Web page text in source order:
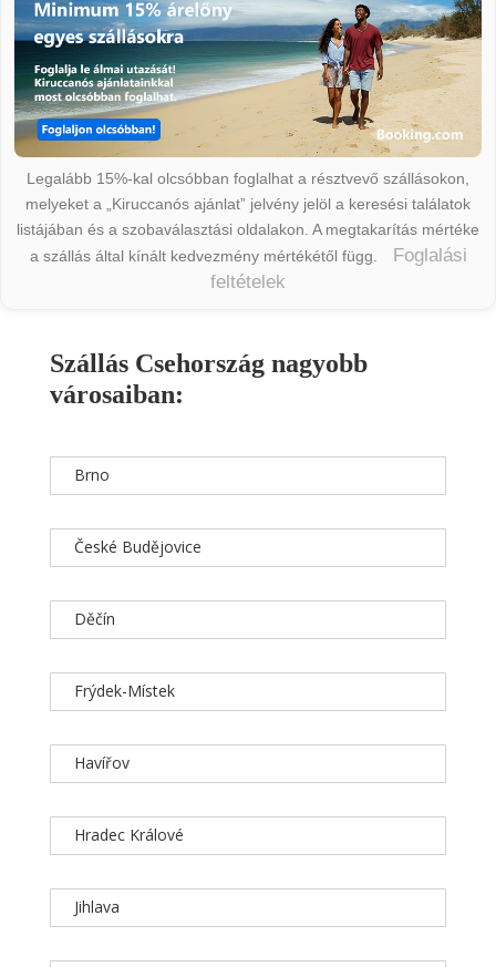
Legalább 15%-kal olcsóbban foglalhat a résztvevő szállásokon,
melyeket a „Kiruccanós ajánlat” jelvény jelöl a keresési találatok
listájában és a szobaválasztási oldalakon. A megtakarítás mértéke
a szállás által kínált kedvezmény mértékétől függ.
Foglalási
feltételek
Szállás Csehország nagyobb
városaiban:
Brno
České Budějovice
Děčín
Frýdek-Místek
Havířov
Hradec Králové
Jihlava